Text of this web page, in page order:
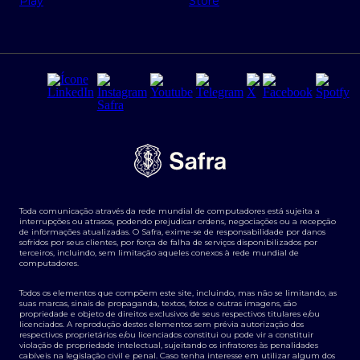
Regras e Parâmetros de Atuação Banco Safra
Segurança da Informação
Tarifas e serviços Pessoa Física
Transparência de remuneração
Termos e Condições para Portabilidade de Investimento
Derivativos
Agronegócios
Toda comunicação através da rede mundial de computadores está sujeita a
interrupções ou atrasos, podendo prejudicar ordens, negociações ou a recepção
de informações atualizadas. O Safra, exime-se de responsabilidade por danos
sofridos por seus clientes, por força de falha de serviços disponibilizados por
terceiros, incluindo, sem limitação aqueles conexos à rede mundial de
computadores.
Todos os elementos que compõem este site, incluindo, mas não se limitando, as
suas marcas, sinais de propaganda, textos, fotos e outras imagens, são
propriedade e objeto de direitos exclusivos de seus respectivos titulares e/ou
licenciados. A reprodução destes elementos sem prévia autorização dos
respectivos proprietários e/ou licenciados constitui ou pode vir a constituir
violação de propriedade intelectual, sujeitando os infratores às penalidades
cabíveis na legislação civil e penal. Caso tenha interesse em utilizar algum dos